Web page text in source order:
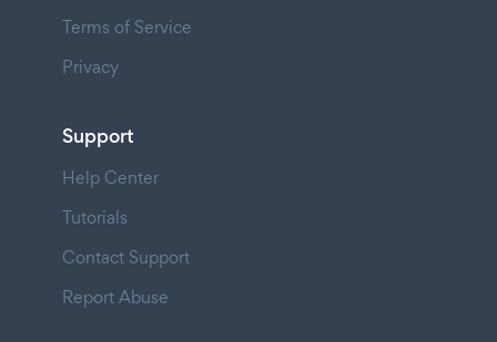
Terms of Service
Privacy
Support
Help Center
Tutorials
Contact Support
Report Abuse